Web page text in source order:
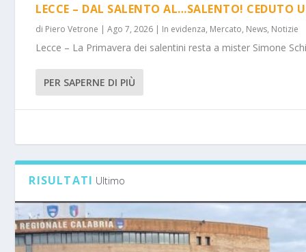
LECCE – DAL SALENTO AL…SALENTO! CEDUTO
di Piero Vetrone |Ago 7, 2026 | In evidenza, Mercato, News, Notizie
Lecce – La Primavera dei salentini resta a mister Simone
PER SAPERNE DI PIÙ
RISULTATI Ultimo